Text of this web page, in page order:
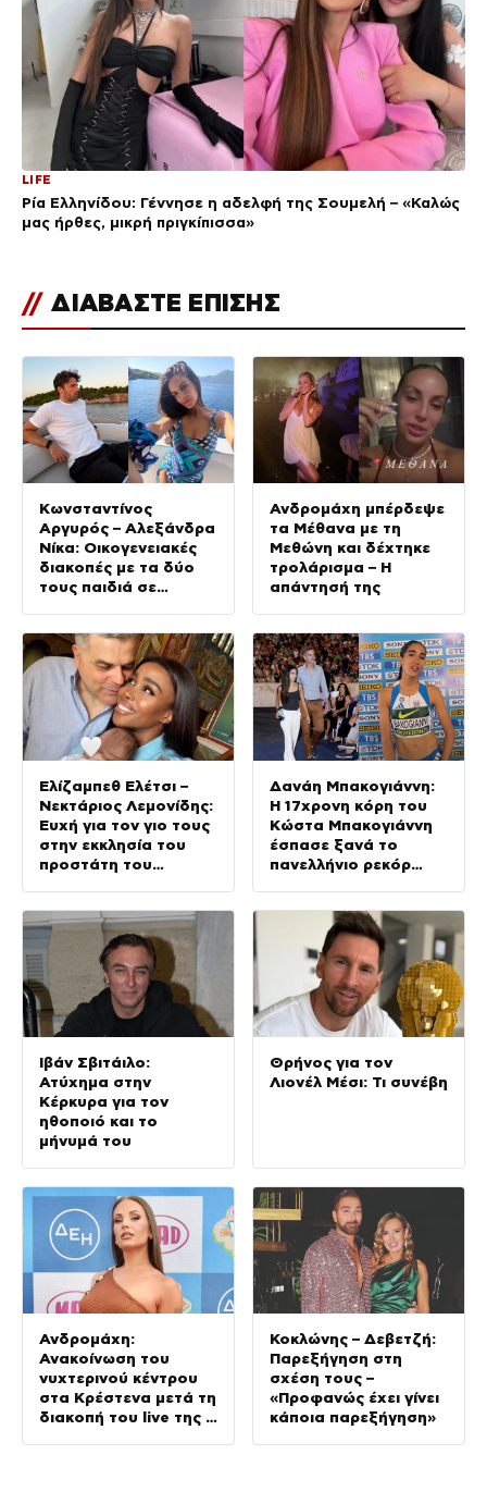
LIFE
Ρία Ελληνίδου: Γέννησε η αδελφή της Σουμελή – «Καλώς
μας ήρθες, μικρή πριγκίπισσα»
// ΔΙΑΒΑΣΤΕ ΕΠΙΣΗΣ
Κωνσταντίνος
Αργυρός – Αλεξάνδρα
Νίκα: Οικογενειακές
διακοπές με τα δύο
τους παιδιά σε
Ανδρομάχη μπέρδεψε
τα Μέθανα με τη
Μεθώνη και δέχτηκε
τρολάρισμα – Η
απάντησή της
Ελίζαμπεθ Ελέτσι –
Νεκτάριος Λεμονίδης:
Ευχή για τον γιο τους
στην εκκλησία του
προστάτη του
Δανάη Μπακογιάννη:
Η 17χρονη κόρη του
Κώστα Μπακογιάννη
έσπασε ξανά το
πανελλήνιο ρεκόρ
Ιβάν Σβιτάιλο:
Ατύχημα στην
Κέρκυρα για τον
ηθοποιό και το
μήνυμά του
Θρήνος για τον
Λιονέλ Μέσι: Τι συνέβη
Ανδρομάχη:
Ανακοίνωση του
νυχτερινού κέντρου
στα Κρέστενα μετά τη
διακοπή του live της –
Κοκλώνης – Δεβετζή:
Παρεξήγηση στη
σχέση τους –
«Προφανώς έχει γίνει
κάποια παρεξήγηση»